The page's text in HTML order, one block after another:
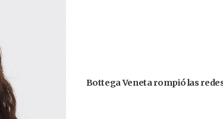
Bottega Veneta rompió las